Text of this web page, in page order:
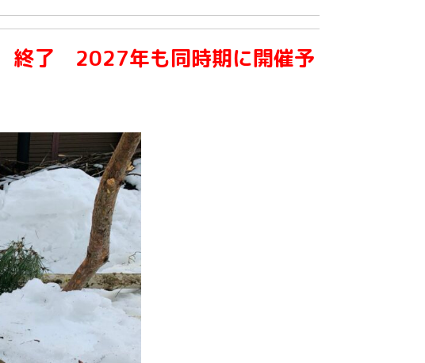
終了 2027年も同時期に開催予